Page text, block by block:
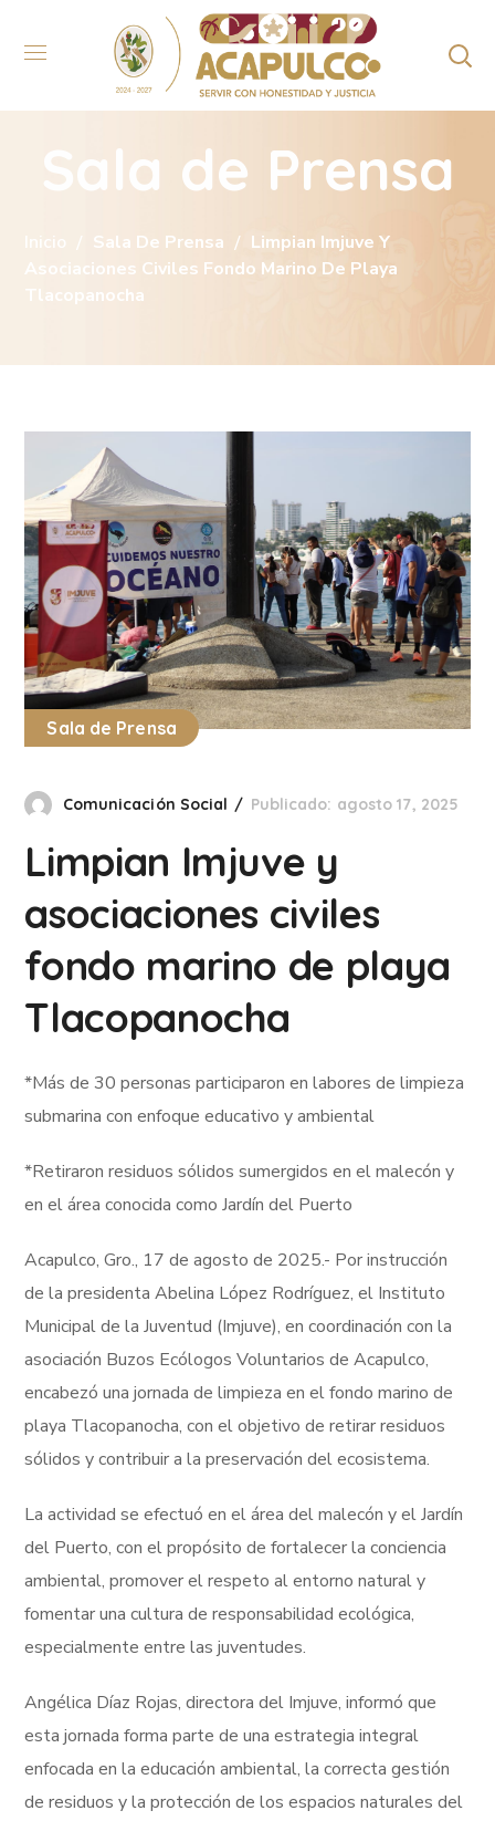
Sala de Prensa
Inicio Sala De Prensa
Limpian Imjuve Y
Asociaciones Civiles Fondo Marino De Playa
Tlacopanocha
Sala de Prensa
Comunicación Social Publicado: agosto 17, 2025
Limpian Imjuve y
asociaciones civiles
fondo marino de playa
Tlacopanocha
*Más de 30 personas participaron en labores de limpieza
submarina con enfoque educativo y ambiental
*Retiraron residuos sólidos sumergidos en el malecón y
en el área conocida como Jardín del Puerto
Acapulco, Gro., 17 de agosto de 2025.- Por instrucción
de la presidenta Abelina López Rodríguez, el Instituto
Municipal de la Juventud (Imjuve), en coordinación con la
asociación Buzos Ecólogos Voluntarios de Acapulco,
encabezó una jornada de limpieza en el fondo marino de
playa Tlacopanocha, con el objetivo de retirar residuos
sólidos y contribuir a la preservación del ecosistema.
La actividad se efectuó en el área del malecón y el Jardín
del Puerto, con el propósito de fortalecer la conciencia
ambiental, promover el respeto al entorno natural y
fomentar una cultura de responsabilidad ecológica,
especialmente entre las juventudes.
Angélica Díaz Rojas, directora del Imjuve, informó que
esta jornada forma parte de una estrategia integral
enfocada en la educación ambiental, la correcta gestión
de residuos y la protección de los espacios naturales del